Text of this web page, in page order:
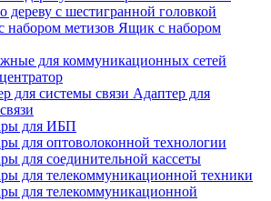
с шестигранной головкой
Ящик с набором
для коммуникационных сетей
Адаптер для
для ИБП
для оптоволоконной технологии
для соединительной кассеты
для телекоммуникационной техники
для телекоммуникационной